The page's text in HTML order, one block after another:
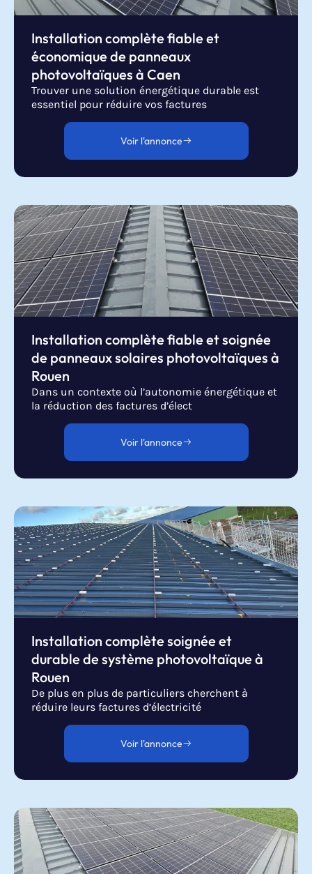
Installation complète fiable et
économique de panneaux
photovoltaïques à Caen
Trouver une solution énergétique durable est
essentiel pour réduire vos factures
Voir l'annonce
Installation complète fiable et soignée
de panneaux solaires photovoltaïques à
Rouen
Dans un contexte où l’autonomie énergétique et
la réduction des factures d’élect
Voir l'annonce
Installation complète soignée et
durable de système photovoltaïque à
Rouen
De plus en plus de particuliers cherchent à
réduire leurs factures d’électricité
Voir l'annonce